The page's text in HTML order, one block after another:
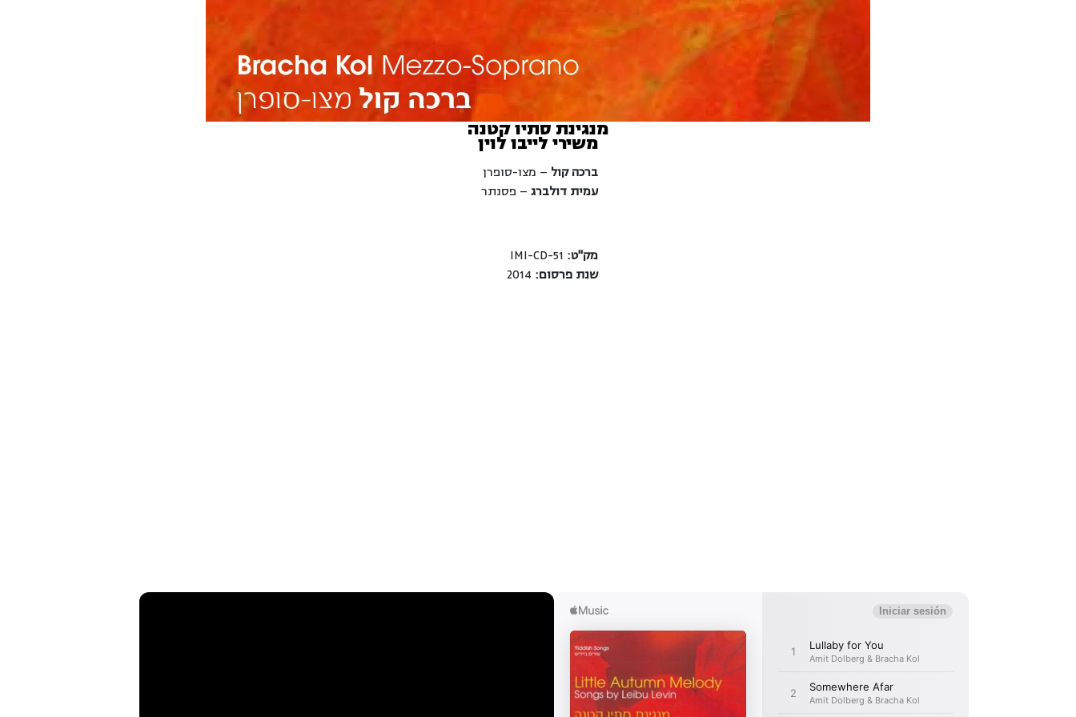
מנגינת סתיו קטנה
משירי לייבו לוין
ברכה קול – מצו-סופרן
עמית דולברג – פסנתר
מק"ט:
שנת פרסום: